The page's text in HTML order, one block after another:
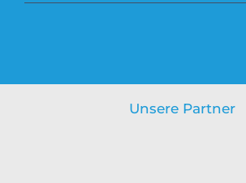
Unsere Partner